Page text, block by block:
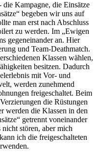
Kampagne, die Einsätze
begeben wir uns auf
man erst nach Abschluss
zu werden. Im „Ewigen
gegeneinander an. Hier
und Team-Deathmatch.
Klassen wählen,
besitzen. Dadurch
mit Vor- und
werden zunehmend
freigeschaltet. Beim
die Rüstungen
werden die Klassen in den
getrennt voneinander
stören, aber mich
ich die freigeschalteten